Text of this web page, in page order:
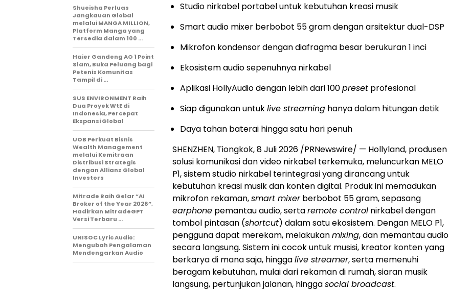
Studio nirkabel portabel untuk kebutuhan kreasi musik
Smart audio mixer berbobot 55 gram dengan arsitektur dual-DSP
Mikrofon kondensor dengan diafragma besar berukuran 1 inci
Ekosistem audio sepenuhnya nirkabel
Aplikasi HollyAudio dengan lebih dari 100preset profesional
Siap digunakan untuklive streaming hanya dalam hitungan detik
Daya tahan baterai hingga satu hari penuh
SHENZHEN, Tiongkok, 8 Juli 2026 /PRNewswire/ — Hollyland, produsen
solusi komunikasi dan video nirkabel terkemuka, meluncurkan MELO
P1, sistem studio nirkabel terintegrasi yang dirancang untuk
kebutuhan kreasi musik dan konten digital. Produk ini memadukan
mikrofon rekaman,smart mixerberbobot 55 gram, sepasang
earphone pemantau audio, sertaremote control nirkabel dengan
tombol pintasan (shortcut) dalam satu ekosistem. Dengan MELO P1,
pengguna dapat merekam, melakukanmixing, dan memantau audio
secara langsung. Sistem ini cocok untuk musisi, kreator konten yang
berkarya di mana saja, hinggalive streamer, serta memenuhi
beragam kebutuhan, mulai dari rekaman di rumah, siaran musik
langsung, pertunjukan jalanan, hinggasocial broadcast.
Shueisha Perluas
Jangkauan Global
melalui MANGA MILLION,
Platform Manga yang
Tersedia dalam 100 …
Haier Gandeng AO 1 Point
Slam, Buka Peluang bagi
Petenis Komunitas
Tampil di …
SUS ENVIRONMENT Raih
Dua Proyek WtE di
Indonesia, Percepat
Ekspansi Global
UOB Perkuat Bisnis
Wealth Management
melalui Kemitraan
Distribusi Strategis
dengan Allianz Global
Investors
Mitrade Raih Gelar “AI
Broker of the Year 2026”,
Hadirkan MitradeGPT
Versi Terbaru …
UNISOC Lyric Audio:
Mengubah Pengalaman
Mendengarkan Audio